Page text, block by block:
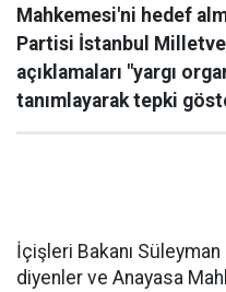
Mahkemesi'ni hedef
Partisi İstanbul
açıklamaları "yargı
tanımlayarak tepki
İçişleri Bakanı
diyenler ve Anayasa